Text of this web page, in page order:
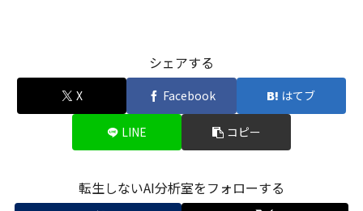
シェアする
X Facebook はてブ
LINE コピー
転生しないAI分析室をフォローする